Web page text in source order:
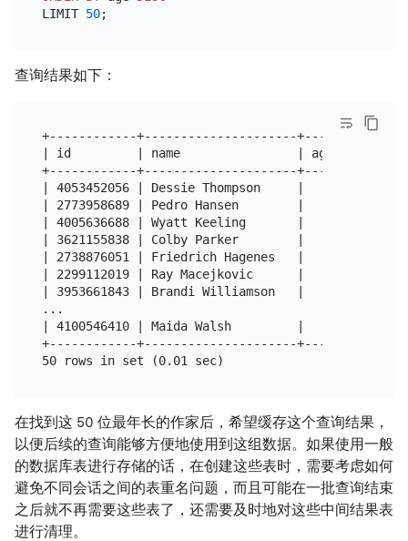
LIMIT 50
查询结果如下：
+------------+---------------------+------+
| id         | name                | age  |
+------------+---------------------+------+
| 4053452056 | Dessie Thompson     |   80 |
| 2773958689 | Pedro Hansen        |   80 |
| 4005636688 | Wyatt Keeling       |   80 |
| 3621155838 | Colby Parker        |   80 |
| 2738876051 | Friedrich Hagenes   |   80 |
| 2299112019 | Ray Macejkovic      |   80 |
| 3953661843 | Brandi Williamson   |   80 |
...
| 4100546410 | Maida Walsh         |   80 |
+------------+---------------------+------+
在找到这 50 位最年长的作家后，希望缓存这个查询结果，
以便后续的查询能够方便地使用到这组数据。如果使用一般
的数据库表进行存储的话，在创建这些表时，需要考虑如何
避免不同会话之间的表重名问题，而且可能在一批查询结束
之后就不再需要这些表了，还需要及时地对这些中间结果表
进行清理。